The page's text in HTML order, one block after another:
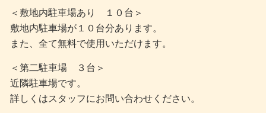
＜敷地内駐車場あり １０台＞
敷地内駐車場が１０台分あります。
また、全て無料で使用いただけます。
＜第二駐車場 ３台＞
近隣駐車場です。
詳しくはスタッフにお問い合わせください。